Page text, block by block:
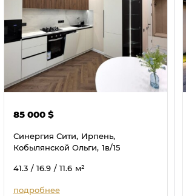
85 000 $
Синергия Сити, Ирпень,
Кобылянской Ольги, 1в/15
41.3 / 16.9 / 11.6 м²
подробнее